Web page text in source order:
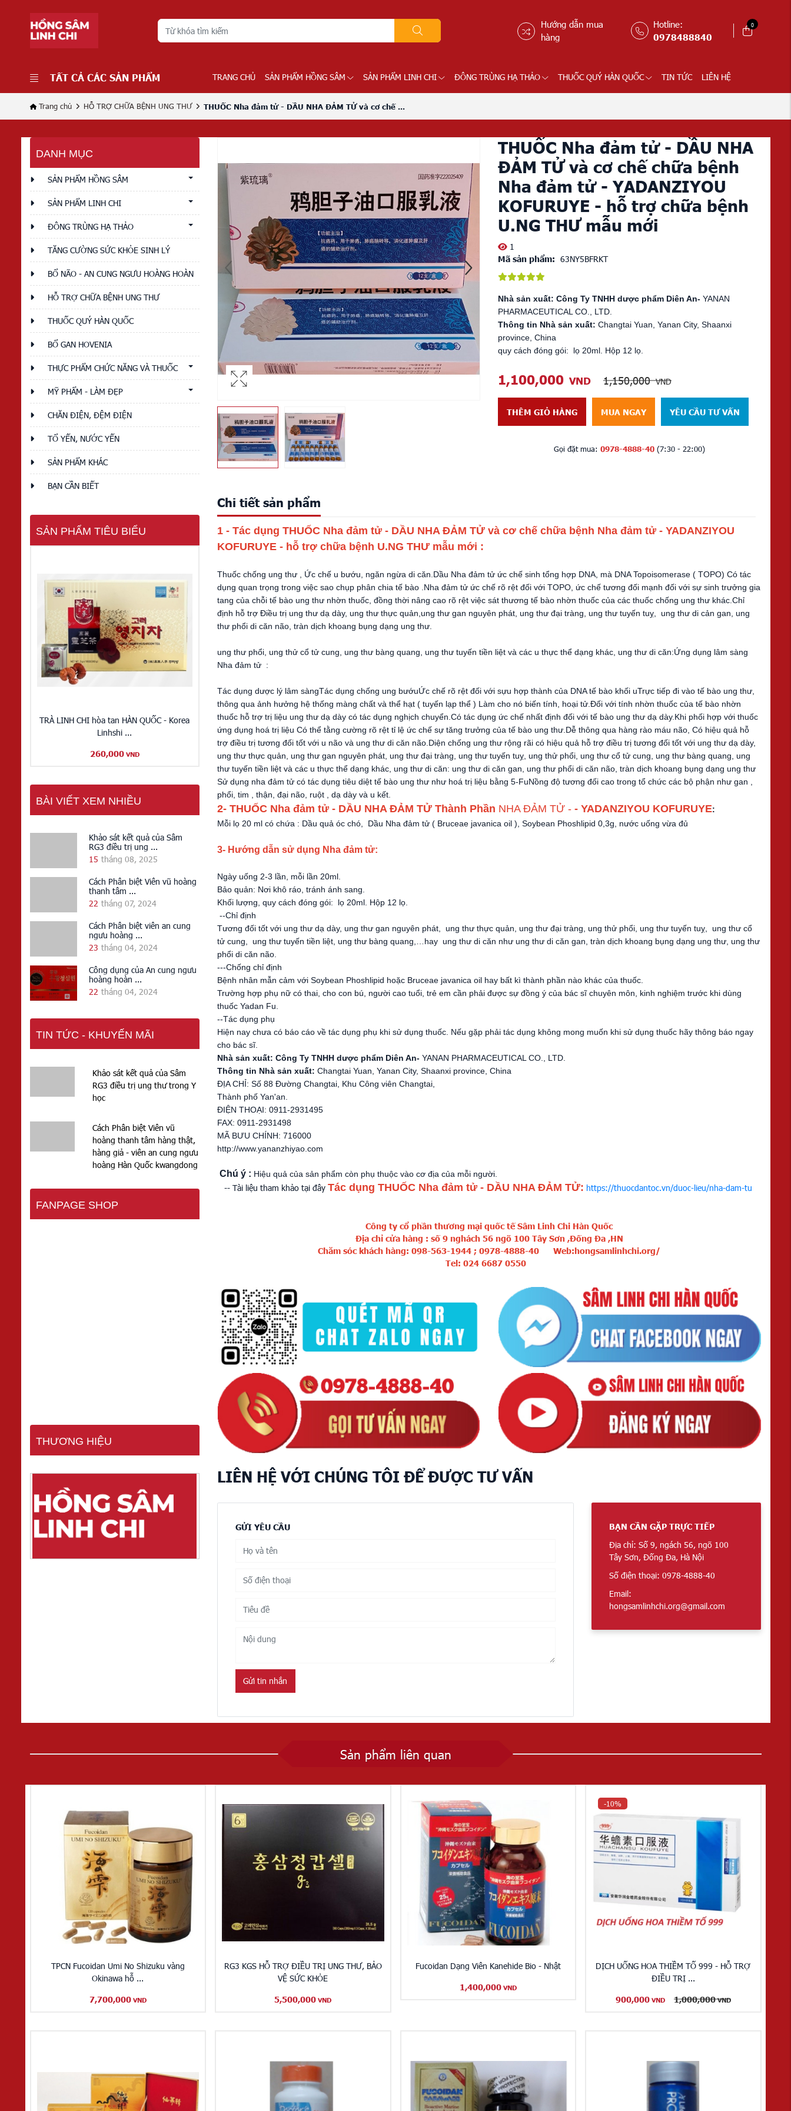
Hướng dẫn mua
hàng
Hotline:
0978488840
0
TẤT CẢ CÁC SẢN PHẨM TRANG CHỦ SẢN PHẨM HỒNG SÂM SẢN PHẨM LINH CHI ĐÔNG TRÙNG HẠ THẢO THUỐC QUÝ HÀN QUỐC TIN TỨC LIÊN HỆ
Trang chủ HỖ TRỢ CHỮA BỆNH UNG THƯ THUỐC Nha đảm tử - DẦU NHA ĐẢM TỬ và cơ chế ...
DANH MỤC
SẢN PHẨM HỒNG SÂM
SẢN PHẨM LINH CHI
ĐÔNG TRÙNG HẠ THẢO
TĂNG CƯỜNG SỨC KHỎE SINH LÝ
BỔ NÃO - AN CUNG NGƯU HOÀNG HOÀN
HỖ TRỢ CHỮA BỆNH UNG THƯ
THUỐC QUÝ HÀN QUỐC
BỔ GAN HOVENIA
THỰC PHẨM CHỨC NĂNG VÀ THUỐC
MỸ PHẨM - LÀM ĐẸP
CHĂN ĐIỆN, ĐỆM ĐIỆN
TỔ YẾN, NƯỚC YẾN
SẢN PHẨM KHÁC
BẠN CẦN BIẾT
SẢN PHẨM TIÊU BIỂU
TRÀ LINH CHI hòa tan HÀN QUỐC - Korea
Linhshi ...
260,000 VND
BÀI VIẾT XEM NHIỀU
Khảo sát kết quả của Sâm
RG3 điều trị ung ...
15 tháng 08, 2025
Cách Phân biệt Viên vũ hoàng
thanh tâm ...
22 tháng 07, 2024
Cách Phân biệt viên an cung
ngưu hoàng ...
23 tháng 04, 2024
Công dụng của An cung ngưu
hoàng hoàn ...
22 tháng 04, 2024
TIN TỨC - KHUYẾN MÃI
Khảo sát kết quả của Sâm
RG3 điều trị ung thư trong Y
học
Cách Phân biệt Viên vũ
hoàng thanh tâm hàng thật,
hàng giả - viên an cung ngưu
hoàng Hàn Quốc kwangdong
FANPAGE SHOP
THƯƠNG HIỆU
THUỐC Nha đảm tử - DẦU NHA
ĐẢM TỬ và cơ chế chữa bệnh
Nha đảm tử - YADANZIYOU
KOFURUYE - hỗ trợ chữa bệnh
U.NG THƯ mẫu mới
1
Mã sản phẩm: 63NY5BFRKT
Nhà sản xuất: Công Ty TNHH dược phẩm Diên An-YANAN
PHARMACEUTICAL CO., LTD.
Thông tin Nhà sản xuất:Changtai Yuan, Yanan City, Shaanxi
province, China
quy cách đóng gói: lọ 20ml. Hộp 12 lọ.
1,100,000 VND 1,150,000VND
THÊM GIỎ HÀNG MUA NGAY YÊU CẦU TƯ VẤN
Gọi đặt mua:0978-4888-40 (7:30 - 22:00)
Chi tiết sản phẩm
1 - Tác dụng THUỐC Nha đảm tử - DẦU NHA ĐẢM TỬvà cơ chế chữa bệnh Nha đảm tử - YADANZIYOU
KOFURUYE - hỗ trợ chữa bệnh U.NG THƯ mẫu mới :
Thuốc chống ung thư , Ức chế u bướu, ngăn ngừa di căn.Dầu Nha đảm tử ức chế sinh tổng hợp DNA, mà DNA Topoisomerase ( TOPO) Có tác
dụng quan trọng trong việc sao chụp phân chia tế bào .Nha đảm tử ức chế rõ rệt đối với TOPO, ức chế tương đối mạnh đối với sự sinh trưởng gia
tang của chỗi tế bào ung thư nhờn thuốc, đồng thời nâng cao rõ rệt việc sát thương tế bào nhờn thuốc của các thuốc chống ung thư khác.Chỉ
định hỗ trợ Điều trị ung thư dạ dày, ung thư thực quản,ung thư gan nguyên phát, ung thư đại tràng, ung thư tuyến tuỵ, ung thư di cản gan, ung
thư phổi di căn não, tràn dịch khoang bụng dạng ung thư.
ung thư phổi, ung thử cổ tử cung, ung thư bàng quang, ung thư tuyến tiền liệt và các u thực thể dạng khác, ung thư di căn:Ứng dụng lâm sàng
Nha đảm tử :
Tác dụng dược lý lâm sàngTác dụng chống ung bướuỨc chế rõ rệt đối với sựu hợp thành của DNA tế bào khối uTrực tiếp đi vào tế bào ung thư,
thông qua ảnh hưởng hệ thống màng chất và thể hạt ( tuyến lạp thể ) Làm cho nó biến tính, hoại tử.Đối với tính nhờn thuốc của tế bào nhờn
thuốc hỗ trợtrị liệu ung thư dạ dày có tác dụng nghịch chuyển.Có tác dụng ức chế nhất định đối với tế bào ung thư dạ dày.Khi phối hợp với thuốc
ứng dụng hoá trị liệu Có thể tằng cường rõ rệt tỉ lệ ức chế sự tăng trưởng của tế bào ung thư.Dễ thông qua hàng rào máu não, Có hiệu quả hỗ
trợ điều trị tương đối tốt với u não và ung thư di căn não.Diện chống ung thư rộng rãi có hiệu quả hỗ trợ điều trị tương đối tốt với ung thư dạ dày,
ung thư thực quản, ung thư gan nguyên phát, ung thư đại tràng, ung thư tuyến tuỵ, ung thử phổi, ung thư cổ tử cung, ung thư bàng quang, ung
thư tuyến tiền liệt và các u thực thể dạng khác, ung thư di căn: ung thư di căn gan, ung thư phổi di căn não, tràn dịch khoang bụng dạng ung thư
Sử dụng nha đảm tử có tác dụng tiêu diệt tế bào ung thư như hoá trị liệu bằng 5-FuNồng độ tương đối cao trong tổ chức các bộ phận như gan ,
phổi, tim , thận, đại não, ruột , dạ dày và u kết.
2- THUỐC Nha đảm tử - DẦU NHA ĐẢM TỬ Thành Phần NHA ĐẢM TỬ - - YADANZIYOU KOFURUYE:
Mỗi lọ 20 ml có chứa : Dầu quả óc chó, Dầu Nha đảm tử ( Bruceae javanica oil ), Soybean Phoshlipid 0,3g, nước uống vừa đủ
3- Hướng dẫn sử dụng Nha đảm tử:
Ngày uống 2-3 lần, mỗi lần 20ml.
Bảo quản: Nơi khô ráo, tránh ánh sang.
Khối lượng, quy cách đóng gói: lọ 20ml. Hộp 12 lọ.
--Chỉ định
Tương đối tốt với ung thư dạ dày, ung thư gan nguyên phát, ung thư thực quản, ung thư đại tràng, ung thử phổi, ung thư tuyến tuỵ, ung thư cổ
tử cung, ung thư tuyến tiền liệt, ung thư bàng quang,…hay ung thư di căn như ung thư di căn gan, tràn dịch khoang bụng dạng ung thư, ung thư
phổi di căn não.
---Chống chỉ định
Bệnh nhân mẫn cảm với Soybean Phoshlipid hoặc Bruceae javanica oil hay bất kì thành phần nào khác của thuốc.
Trường hợp phụ nữ có thai, cho con bú, người cao tuổi, trẻ em cần phải được sự đồng ý của bác sĩ chuyên môn, kinh nghiệm trước khi dùng
thuốc Yadan Fu.
--Tác dụng phụ
Hiện nay chưa có báo cáo về tác dụng phụ khi sử dụng thuốc. Nếu gặp phải tác dụng không mong muốn khi sử dụng thuốc hãy thông báo ngay
cho bác sĩ.
Nhà sản xuất: Công Ty TNHH dược phẩm Diên An- YANAN PHARMACEUTICAL CO., LTD.
Thông tin Nhà sản xuất: Changtai Yuan, Yanan City, Shaanxi province, China
ĐỊA CHỈ: Số 88 Đường Changtai, Khu Công viên Changtai,
Thành phố Yan'an.
ĐIỆN THOẠI: 0911-2931495
FAX: 0911-2931498
MÃ BƯU CHÍNH: 716000
http://www.yananzhiyao.com
Chú ý : Hiệu quả của sản phẩm còn phụ thuộc vào cơ địa của mỗi người.
-- Tài liệu tham khảo tại đây Tác dụng THUỐC Nha đảm tử - DẦU NHA ĐẢM TỬ: https://thuocdantoc.vn/duoc-lieu/nha-dam-tu
Công ty cổ phần thương mại quốc tế Sâm Linh Chi Hàn Quốc
Địa chỉ cửa hàng : số 9 nghách 56 ngõ 100 Tây Sơn ,Đống Đa ,HN
Chăm sóc khách hàng: 098-563-1944 ; 0978-4888-40 Web:hongsamlinhchi.org/
Tel: 024 6687 0550
LIÊN HỆ VỚI CHÚNG TÔI ĐỂ ĐƯỢC TƯ VẤN
GỬI YÊU CẦU
Gửi tin nhắn
BẠN CẦN GẶP TRỰC TIẾP
Địa chỉ: Số 9, ngách 56, ngõ 100
Tây Sơn, Đống Đa, Hà Nội
Số điện thoại: 0978-4888-40
Email:
hongsamlinhchi.org@gmail.com
Sản phẩm liên quan
TPCN Fucoidan Umi No Shizuku vàng
Okinawa hỗ ...
7,700,000 VND
RG3 KGS HỖ TRỢ ĐIỀU TRỊ UNG THƯ, BẢO
VỆ SỨC KHỎE
5,500,000 VND
Fucoidan Dạng Viên Kanehide Bio - Nhật
1,400,000 VND
-10%
DỊCH UỐNG HOA THIỀM TỐ 999 - HỖ TRỢ
ĐIỀU TRỊ ...
900,000 VND 1,000,000 VND